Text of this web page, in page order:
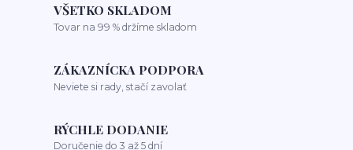
VŠETKO SKLADOM
Tovar na 99 % držíme skladom
ZÁKAZNÍCKA PODPORA
Neviete si rady, stačí zavolať
RÝCHLE DODANIE
Doručenie do 3 až 5 dní